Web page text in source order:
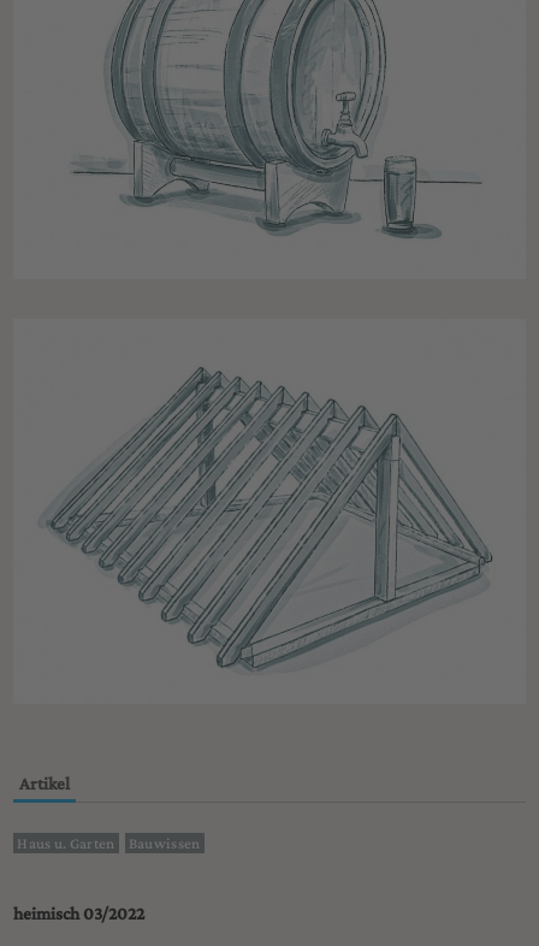
Artikel
Haus u. Garten Bauwissen
heimisch 03/2022